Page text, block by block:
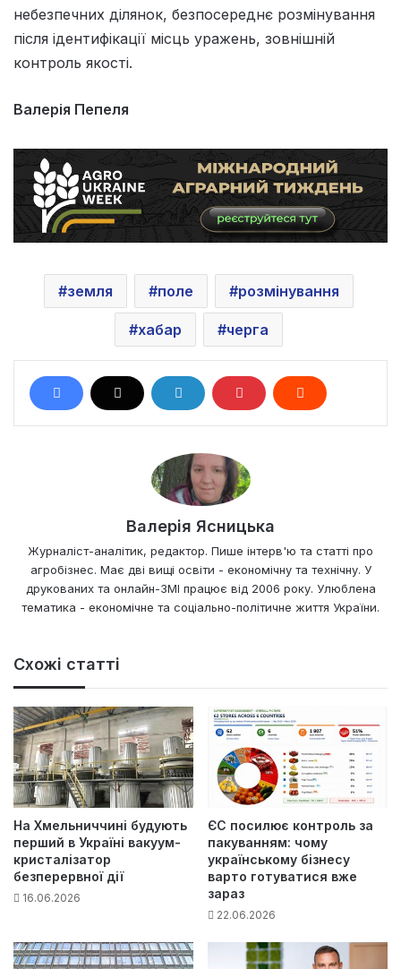
небезпечних ділянок, безпосереднє розмінування
після ідентифікації місць уражень, зовнішній
контроль якості.
Валерія Пепеля
земля поле розмінування
хабар черга
Валерія Ясницька
Журналіст-аналітик, редактор. Пише інтерв'ю та статті про
агробізнес. Має дві вищі освіти - економічну та технічну. У
друкованих та онлайн-ЗМІ працює від 2006 року. Улюблена
тематика - економічне та соціально-політичне життя України.
Схожі статті
На Хмельниччині будують
перший в Україні вакуум-
кристалізатор
безперервної дії
16.06.2026
ЄС посилює контроль за
пакуванням: чому
українському бізнесу
варто готуватися вже
зараз
22.06.2026